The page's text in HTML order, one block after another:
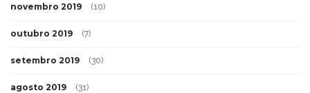
novembro 2019 (10)
outubro 2019 (7)
setembro 2019 (30)
agosto 2019 (31)